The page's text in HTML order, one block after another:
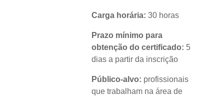
Carga horária: 30 horas
Prazo mínimo para
obtenção do certificado: 5
dias a partir da inscrição
Público-alvo: profissionais
que trabalham na área de